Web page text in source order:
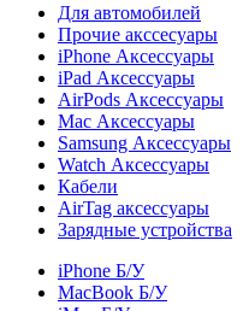
Для автомобилей
Прочие акссесуары
iPhone Аксессуары
iPad Аксессуары
AirPods Аксессуары
Mac Аксессуары
Samsung Аксессуары
Watch Аксессуары
Кабели
AirTag аксессуары
Зарядные устройства
iPhone Б/У
MacBook Б/У